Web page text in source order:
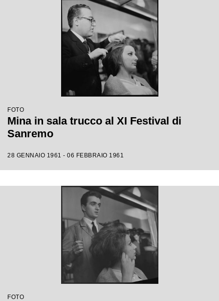
FOTO
Mina in sala trucco al XI Festival di
Sanremo
28 GENNAIO 1961 - 06 FEBBRAIO 1961
FOTO